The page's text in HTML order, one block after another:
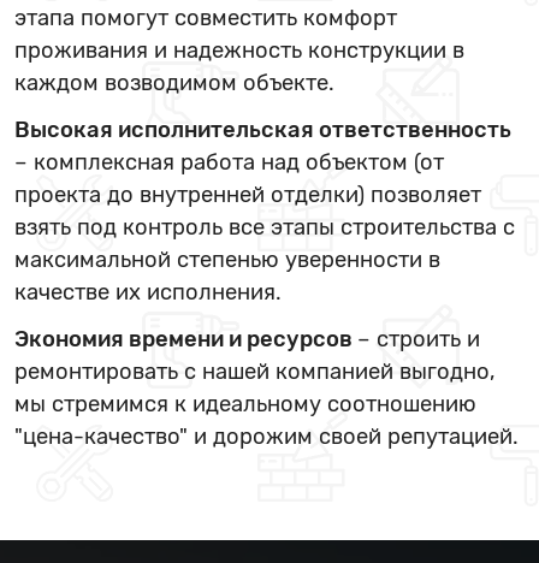
этапа помогут совместить комфорт
проживания и надежность конструкции в
каждом возводимом объекте.
Высокая исполнительская ответственность
– комплексная работа над объектом (от
проекта до внутренней отделки) позволяет
взять под контроль все этапы строительства с
максимальной степенью уверенности в
качестве их исполнения.
Экономия времени и ресурсов – строить и
ремонтировать с нашей компанией выгодно,
мы стремимся к идеальному соотношению
"цена-качество" и дорожим своей репутацией.